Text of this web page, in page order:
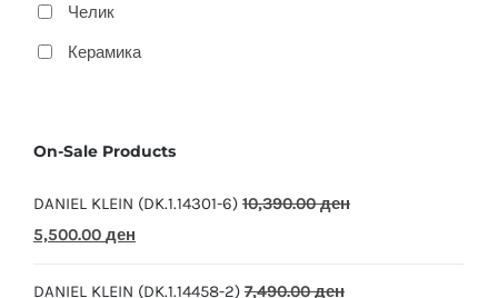
Челик
Керамика
On-Sale Products
DANIEL KLEIN (DK.1.14301-6) 10,390.00ден
Original
5,500.00 ден
DANIEL KLEIN (DK.1.14458-2) 7,490.00ден